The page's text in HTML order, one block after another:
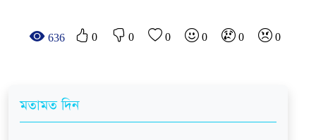
636 0 0 0 0 0 0
মতামত দিন